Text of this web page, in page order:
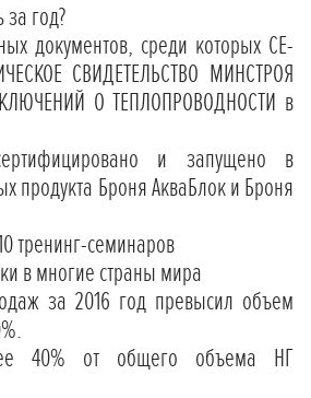
за год?
документов, среди которых СЕ-
СВИДЕТЕЛЬСТВО МИНСТРОЯ
О ТЕПЛОПРОВОДНОСТИ в
и запущено в
продукта Броня АкваБлок и Броня
тренинг-семинаров
в многие страны мира
за 2016 год превысил объем
40% от общего объема НГ